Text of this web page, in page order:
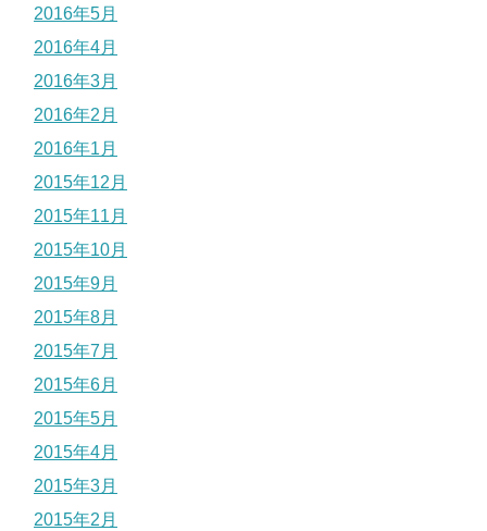
2016年5月
2016年4月
2016年3月
2016年2月
2016年1月
2015年12月
2015年11月
2015年10月
2015年9月
2015年8月
2015年7月
2015年6月
2015年5月
2015年4月
2015年3月
2015年2月